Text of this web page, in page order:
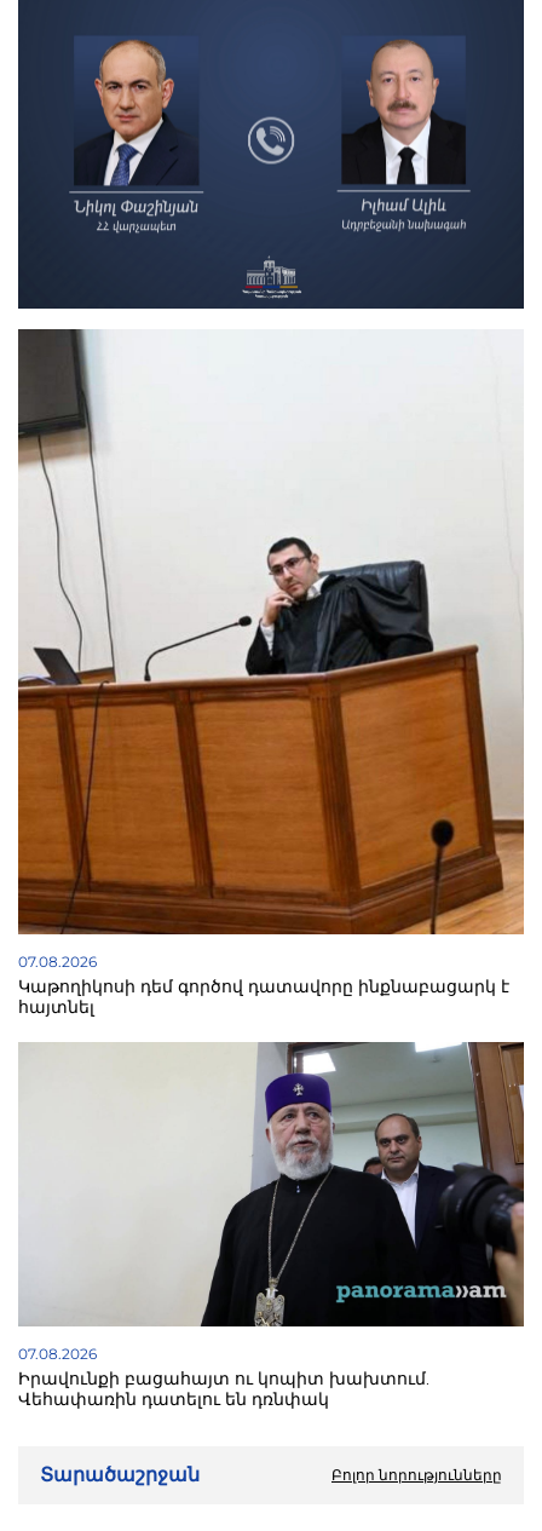
07.08.2026
Կաթողիկոսի դեմ գործով դատավորը ինքնաբացարկ է
հայտնել
07.08.2026
Իրավունքի բացահայտ ու կոպիտ խախտում.
Վեհափառին դատելու են դռնփակ
Տարածաշրջան Բոլոր նորությունները